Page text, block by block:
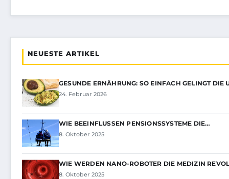
NEUESTE ARTIKEL
GESUNDE ERNÄHRUNG: SO EINFACH GELINGT DIE
24. Februar 2026
WIE BEEINFLUSSEN PENSIONSSYSTEME DIE…
8. Oktober 2025
WIE WERDEN NANO-ROBOTER DIE MEDIZIN
8. Oktober 2025